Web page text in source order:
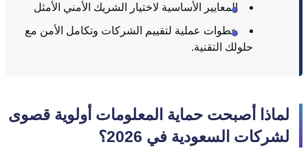
المعايير الأساسية لاختيار الشريك الأمني الأمثل
خطوات عملية لتقييم الشركات وتكامل الأمن مع
حلولك التقنية.
لماذا أصبحت حماية المعلومات أولوية قصوى
لشركات السعودية في 2026؟